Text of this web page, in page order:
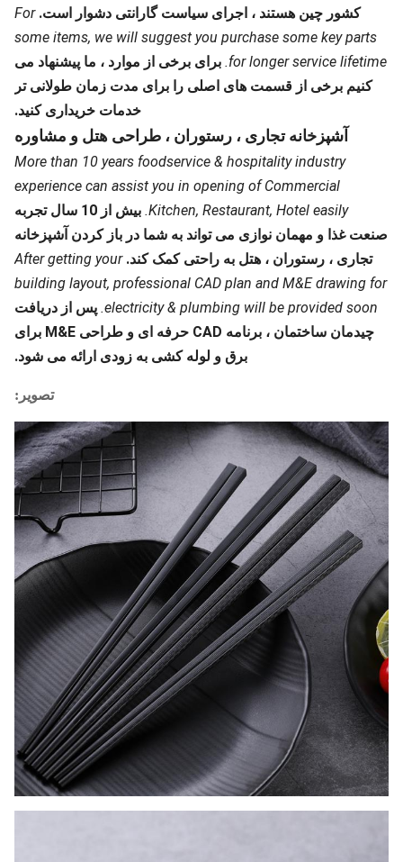
کشور چین هستند ، اجرای سیاست گارانتی دشوار است. For
some items, we will suggest you purchase some key parts
for longer service lifetime. برای برخی از موارد ، ما پیشنهاد می
کنیم برخی از قسمت های اصلی را برای مدت زمان طولانی تر
خدمات خریداری کنید.
آشپزخانه تجاری ، رستوران ، طراحی هتل و مشاوره
More than 10 years foodservice & hospitality industry
experience can assist you in opening of Commercial
Kitchen, Restaurant, Hotel easily.
بیش از 10 سال تجربه
صنعت غذا و مهمان نوازی می تواند به شما در باز کردن آشپزخانه
تجاری ، رستوران ، هتل به راحتی کمک کند. After getting your
building layout, professional CAD plan and M&E drawing for
electricity & plumbing will be provided soon. پس از دریافت
چیدمان ساختمان ، برنامه CAD حرفه ای و طراحی M&E برای
برق و لوله کشی به زودی ارائه می شود.
تصویر: